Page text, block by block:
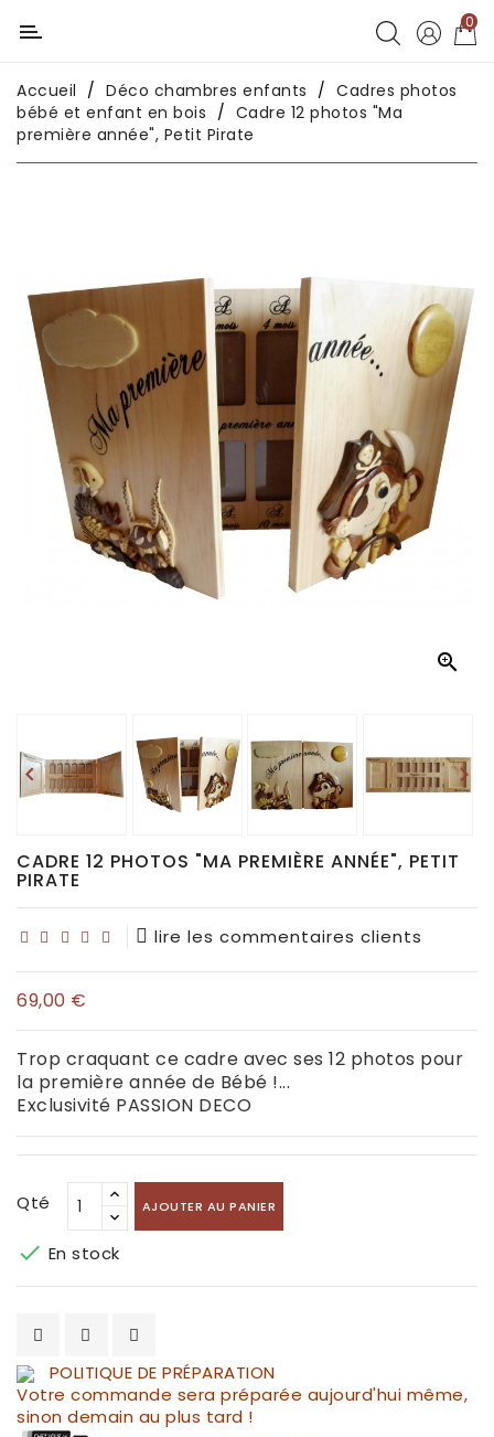
Catégorie
Déco
chambres
enfants
en
métal
Déco
africaine
Déco
asiatique
collectionneurs
0
Accueil Déco chambres enfants
Cadres photos
bébé et enfant en bois
Cadre 12 photos "Ma
première année", Petit Pirate

 
CADRE 12 PHOTOS "MA PREMIÈRE ANNÉE", PETIT
PIRATE
lire les commentaires clients
69,00 €
Trop craquant ce cadre avec ses 12 photos pour
la première année de Bébé !...
Exclusivité PASSION DECO
Qté AJOUTER AU PANIER
 En stock
POLITIQUE DE PRÉPARATION
Votre commande sera préparée aujourd'hui même,
sinon demain au plus tard !